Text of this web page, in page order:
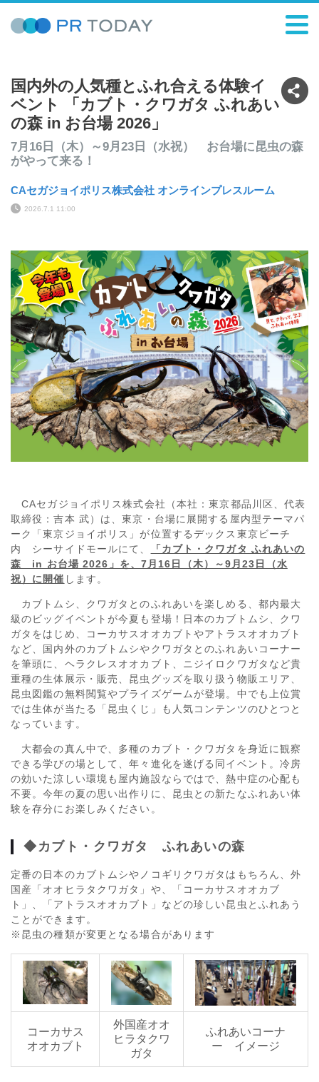
国内外の人気種とふれ合える体験イ
ベント 「カブト・クワガタ ふれあい
の森 in お台場 2026」
7月16日（木）～9月23日（水祝） お台場に昆虫の森
がやって来る！
CAセガジョイポリス株式会社 オンラインプレスルーム
2026.7.1 11:00
CAセガジョイポリス株式会社（本社：東京都品川区、代表
取締役：吉本 武）は、東京・台場に展開する屋内型テーマパ
ーク「東京ジョイポリス」が位置するデックス東京ビーチ
内 シーサイドモールにて、
「カブト・クワガタ ふれあいの
森 in お台場 2026」を、7月16日（木）～9月23日（水
祝）に開催 します。
カブトムシ、クワガタとのふれあいを楽しめる、都内最大
級のビッグイベントが今夏も登場！日本のカブトムシ、クワ
ガタをはじめ、コーカサスオオカブトやアトラスオオカブト
など、国内外のカブトムシやクワガタとのふれあいコーナー
を筆頭に、ヘラクレスオオカブト、ニジイロクワガタなど貴
重種の生体展示・販売、昆虫グッズを取り扱う物販エリア、
昆虫図鑑の無料閲覧やプライズゲームが登場。中でも上位賞
では生体が当たる「昆虫くじ」も人気コンテンツのひとつと
なっています。
大都会の真ん中で、多種のカブト・クワガタを身近に観察
できる学びの場として、年々進化を遂げる同イベント。冷房
の効いた涼しい環境も屋内施設ならではで、熱中症の心配も
不要。今年の夏の思い出作りに、昆虫との新たなふれあい体
験を存分にお楽しみください。
◆ カブト・クワガタ ふれあいの森
定番の日本のカブトムシやノコギリクワガタはもちろん、外
国産「オオヒラタクワガタ」や、「コーカサスオオカブ
ト」、「アトラスオオカブト」などの珍しい昆虫とふれあう
ことができます。
※昆虫の種類が変更となる場合があります
コーカサス
オオカブト
外国産オオ
ヒラタクワ
ガタ
ふれあいコーナ
ー イメージ